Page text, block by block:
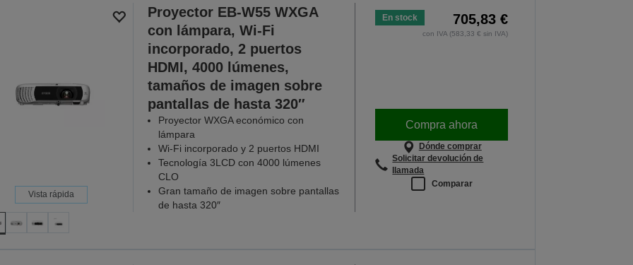
Vista rápida
Proyector EB-W55 WXGA
con lámpara, Wi-Fi
incorporado, 2 puertos
HDMI, 4000 lúmenes,
tamaños de imagen sobre
pantallas de hasta 320″
Proyector WXGA económico con
lámpara
Wi-Fi incorporado y 2 puertos HDMI
Tecnología 3LCD con 4000 lúmenes
CLO
Gran tamaño de imagen sobre pantallas
de hasta 320″
En stock 705,83 €
con IVA (583,33 € sin IVA)
Compra ahora
Dónde comprar
Solicitar devolución de
llamada
Comparar